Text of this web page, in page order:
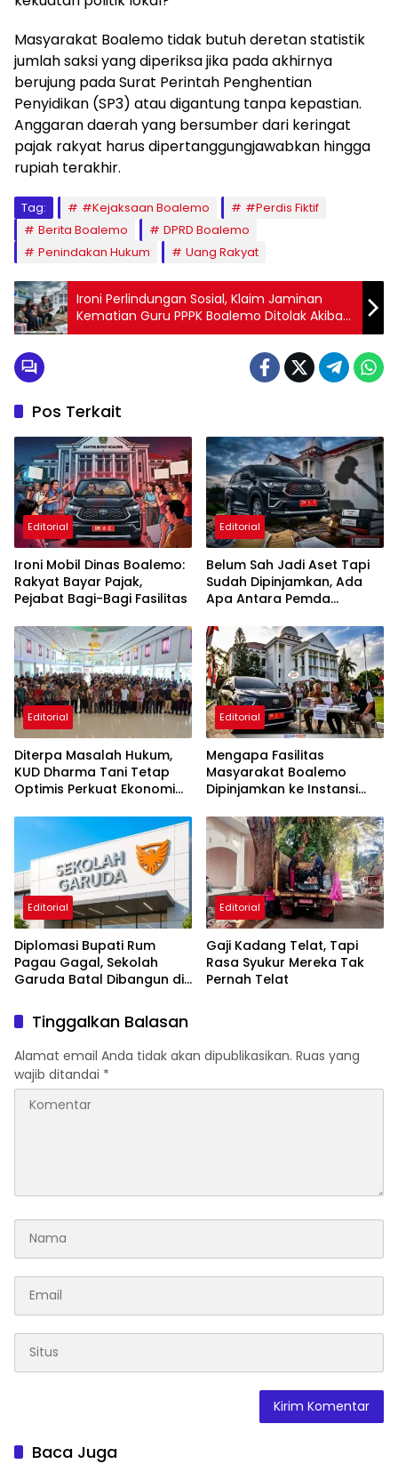
​Masyarakat Boalemo tidak butuh deretan statistik
jumlah saksi yang diperiksa jika pada akhirnya
berujung pada Surat Perintah Penghentian
Penyidikan (SP3) atau digantung tanpa kepastian.
Anggaran daerah yang bersumber dari keringat
pajak rakyat harus dipertanggungjawabkan hingga
rupiah terakhir.
Tag: #Kejaksaan Boalemo
#Perdis Fiktif
Berita Boalemo
DPRD Boalemo
Penindakan Hukum
Uang Rakyat
Ironi Perlindungan Sosial, Klaim Jaminan
Kematian Guru PPPK Boalemo Ditolak Akibat
MOU Pemda Berakhir
Pos Terkait
Editorial
Ironi Mobil Dinas Boalemo:
Rakyat Bayar Pajak,
Pejabat Bagi-Bagi Fasilitas
Editorial
Belum Sah Jadi Aset Tapi
Sudah Dipinjamkan, Ada
Apa Antara Pemda
Editorial
Diterpa Masalah Hukum,
KUD Dharma Tani Tetap
Optimis Perkuat Ekonomi
Editorial
Mengapa Fasilitas
Masyarakat Boalemo
Dipinjamkan ke Instansi
Editorial
Diplomasi Bupati Rum
Pagau Gagal, Sekolah
Garuda Batal Dibangun di
Editorial
Gaji Kadang Telat, Tapi
Rasa Syukur Mereka Tak
Pernah Telat
Tinggalkan Balasan
Alamat email Anda tidak akan dipublikasikan. Ruas yang
wajib ditandai *
Baca Juga